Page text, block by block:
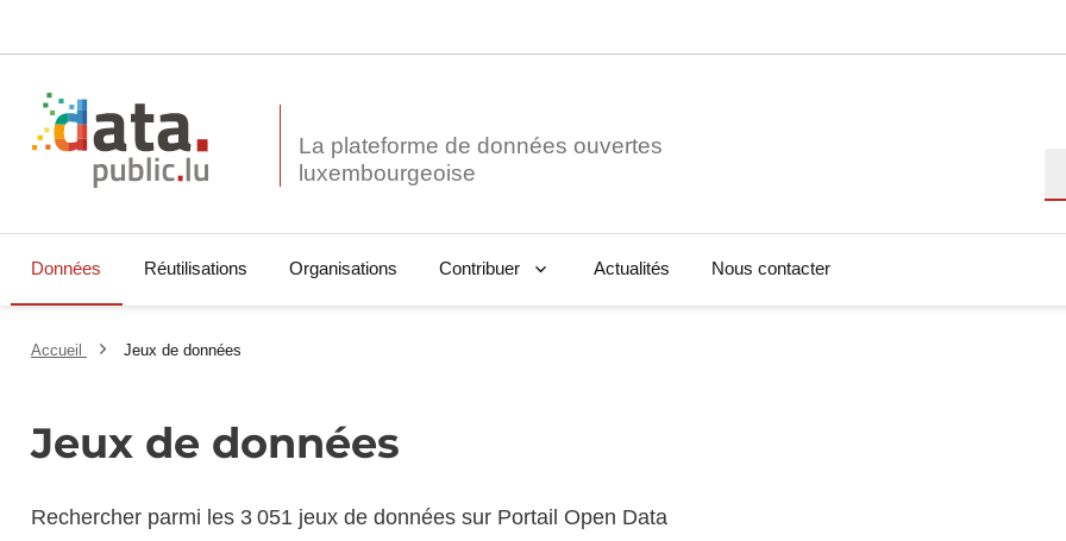
La plateforme de données ouvertes
Données Réutilisations Organisations Contribuer Actualités Nous contacter
Accueil Jeux de données
Jeux de données
Rechercher parmi les 3 051 jeux de données sur Portail Open Data